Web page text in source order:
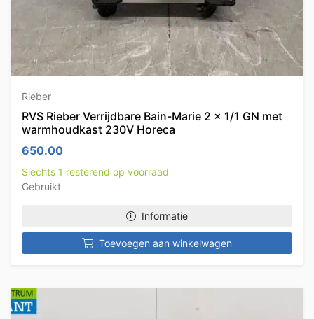
Rieber
RVS Rieber Verrijdbare Bain-Marie 2 x 1/1 GN met
warmhoudkast 230V Horeca
650.00
Slechts 1 resterend op voorraad
Gebruikt
Informatie
Toevoegen aan winkelwagen